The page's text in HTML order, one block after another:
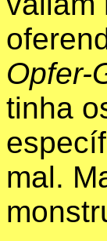
Opfer-
tinha
mal.